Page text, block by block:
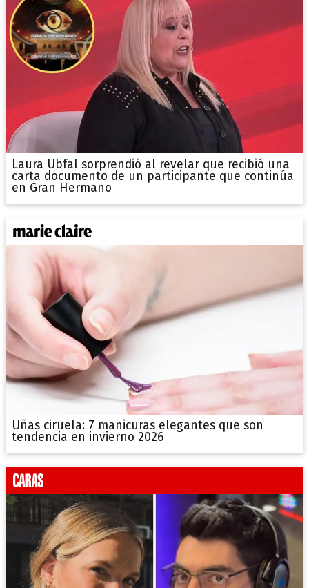
Laura Ubfal sorprendió al revelar que recibió una
carta documento de un participante que continúa
en Gran Hermano
Uñas ciruela: 7 manicuras elegantes que son
tendencia en invierno 2026